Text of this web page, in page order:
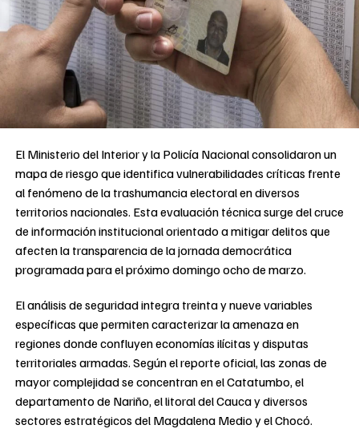
El Ministerio del Interior y la Policía Nacional consolidaron un
mapa de riesgo que identifica vulnerabilidades críticas frente
al fenómeno de la trashumancia electoral en diversos
territorios nacionales. Esta evaluación técnica surge del cruce
de información institucional orientado a mitigar delitos que
afecten la transparencia de la jornada democrática
programada para el próximo domingo ocho de marzo.
El análisis de seguridad integra treinta y nueve variables
específicas que permiten caracterizar la amenaza en
regiones donde confluyen economías ilícitas y disputas
territoriales armadas. Según el reporte oficial, las zonas de
mayor complejidad se concentran en el Catatumbo, el
departamento de Nariño, el litoral del Cauca y diversos
sectores estratégicos del Magdalena Medio y el Chocó.